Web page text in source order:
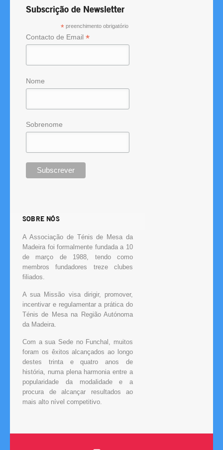
Subscrição de Newsletter
* preenchimento obrigatório
Contacto de Email *
Nome
Sobrenome
SOBRE NÓS
A Associação de Ténis de Mesa da
Madeira foi formalmente fundada a 10
de março de 1988, tendo como
membros fundadores treze clubes
filiados.
A sua Missão visa dirigir, promover,
incentivar e regulamentar a prática do
Ténis de Mesa na Região Autónoma
da Madeira.
Com a sua Sede no Funchal, muitos
foram os êxitos alcançados ao longo
destes trinta e quatro anos de
história, numa plena harmonia entre a
popularidade da modalidade e a
procura de alcançar resultados ao
mais alto nível competitivo.